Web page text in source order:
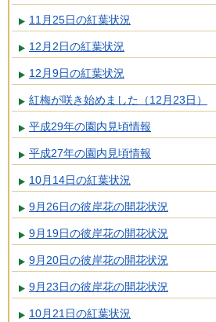
11月25日の紅葉状況
12月2日の紅葉状況
12月9日の紅葉状況
紅梅が咲き始めました（12月23日）
平成29年の園内見頃情報
平成27年の園内見頃情報
10月14日の紅葉状況
9月26日の彼岸花の開花状況
9月19日の彼岸花の開花状況
9月20日の彼岸花の開花状況
9月23日の彼岸花の開花状況
10月21日の紅葉状況